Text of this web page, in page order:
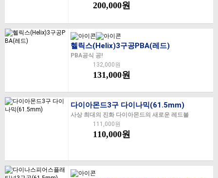
200,000원
헬릭스(Helix)3구공PBA(레드)
PBA공식 공!
132,000원
131,000원
다이아몬드3구 다이나믹(61.5mm)
사상 최대의 진화 다이아몬드의 새로운 레드볼
111,000원
110,000원